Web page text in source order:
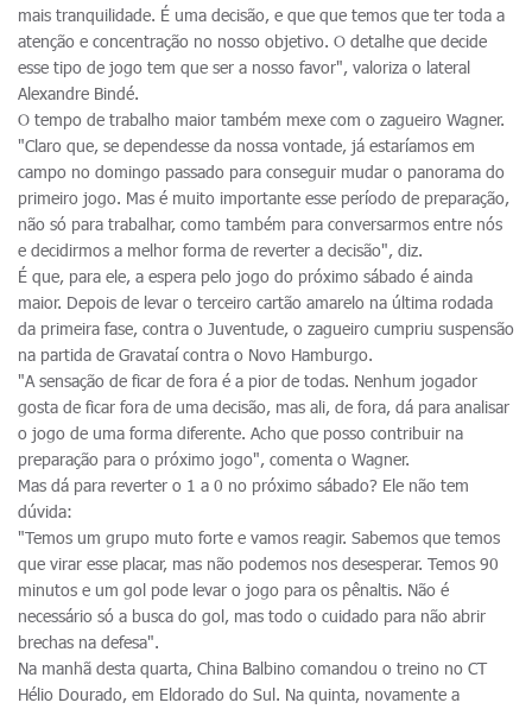
mais tranquilidade. É uma decisão, e que que temos que ter toda a
atenção e concentração no nosso objetivo. O detalhe que decide
esse tipo de jogo tem que ser a nosso favor", valoriza o lateral
Alexandre Bindé.
O tempo de trabalho maior também mexe com o zagueiro Wagner.
"Claro que, se dependesse da nossa vontade, já estaríamos em
campo no domingo passado para conseguir mudar o panorama do
primeiro jogo. Mas é muito importante esse período de preparação,
não só para trabalhar, como também para conversarmos entre nós
e decidirmos a melhor forma de reverter a decisão", diz.
É que, para ele, a espera pelo jogo do próximo sábado é ainda
maior. Depois de levar o terceiro cartão amarelo na última rodada
da primeira fase, contra o Juventude, o zagueiro cumpriu suspensão
na partida de Gravataí contra o Novo Hamburgo.
"A sensação de ficar de fora é a pior de todas. Nenhum jogador
gosta de ficar fora de uma decisão, mas ali, de fora, dá para analisar
o jogo de uma forma diferente. Acho que posso contribuir na
preparação para o próximo jogo", comenta o Wagner.
Mas dá para reverter o 1 a 0 no próximo sábado? Ele não tem
dúvida:
"Temos um grupo muto forte e vamos reagir. Sabemos que temos
que virar esse placar, mas não podemos nos desesperar. Temos 90
minutos e um gol pode levar o jogo para os pênaltis. Não é
necessário só a busca do gol, mas todo o cuidado para não abrir
brechas na defesa".
Na manhã desta quarta, China Balbino comandou o treino no CT
Hélio Dourado, em Eldorado do Sul. Na quinta, novamente a